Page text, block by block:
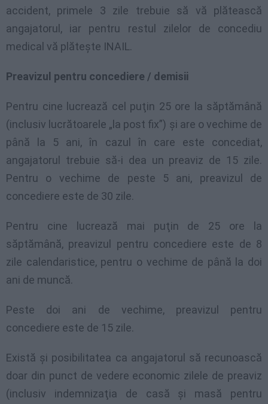
accident, primele 3 zile trebuie să vă plătească
angajatorul, iar pentru restul zilelor de concediu
medical vă plăteşte INAIL.
Preavizul pentru concediere / demisii
Pentru cine lucrează cel puţin 25 ore la săptămână
(inclusiv lucrătoarele „la post fix”) şi are o vechime de
până la 5 ani, în cazul în care este concediat,
angajatorul trebuie să-i dea un preaviz de 15 zile.
Pentru o vechime de peste 5 ani, preavizul de
concediere este de 30 zile.
Pentru cine lucrează mai puţin de 25 ore la
săptămână, preavizul pentru concediere este de 8
zile calendaristice, pentru o vechime de până la doi
ani de muncă.
Peste doi ani de vechime, preavizul pentru
concediere este de 15 zile.
Există şi posibilitatea ca angajatorul să recunoască
doar din punct de vedere economic zilele de preaviz
(inclusiv indemnizaţia de casă şi masă pentru